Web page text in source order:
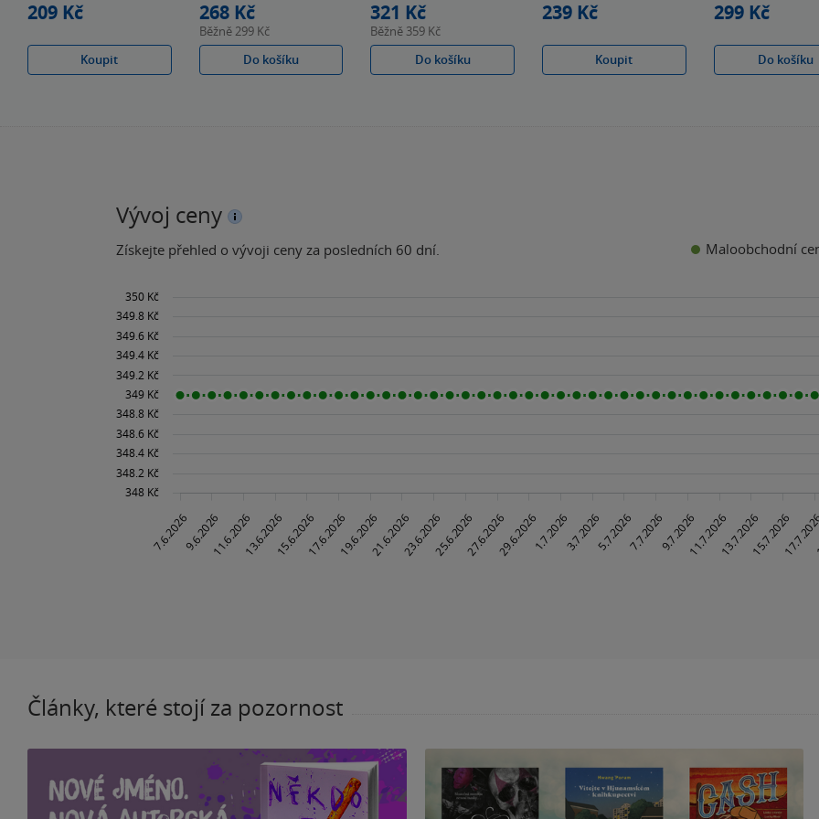
209 Kč
Koupit
268 Kč
Běžně299 Kč
Do košíku
321 Kč
Běžně 359 Kč
Do košíku
239 Kč
Koupit
299 Kč
Do košíku
Vývoj ceny
Získejte přehled o vývoji ceny za posledních 60 dní. Maloobchodní
Články, které stojí za pozornost